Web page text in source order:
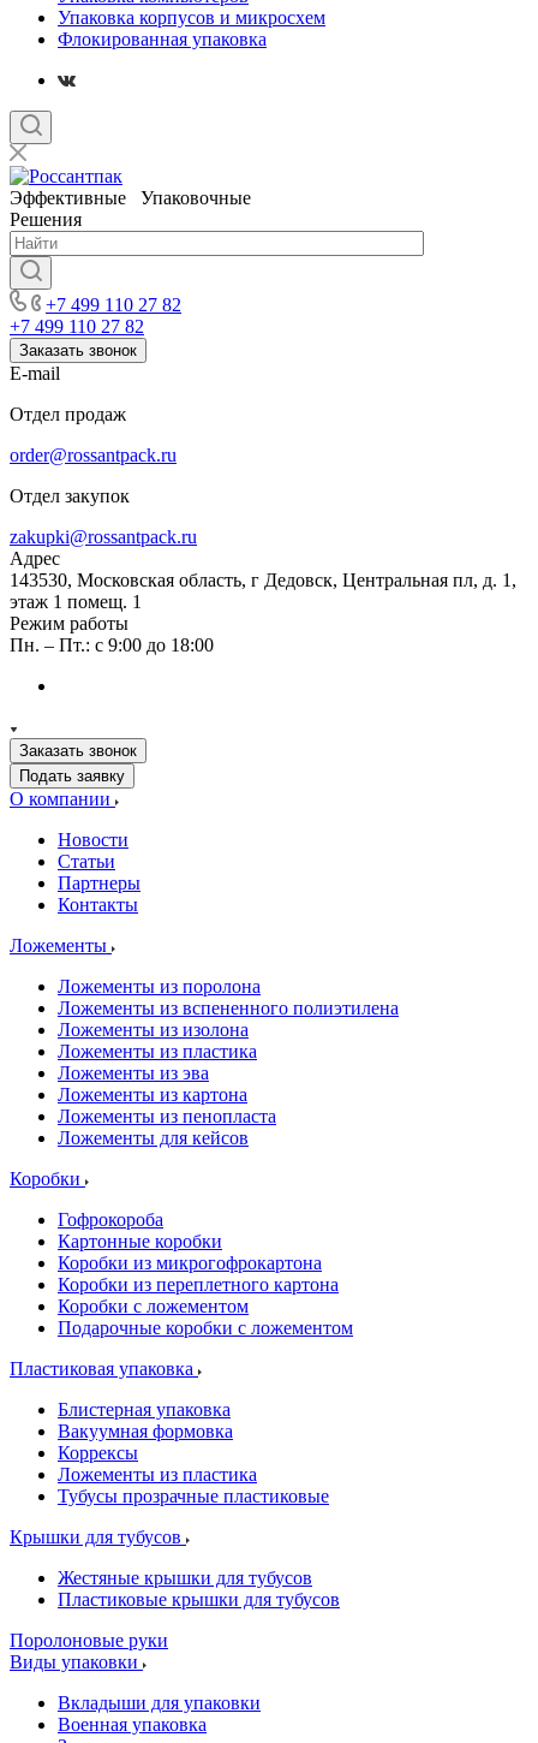
Упаковка корпусов и микросхем
Флокированная упаковка
Эффективные Упаковочные
Решения
+7 499 110 27 82
+7 499 110 27 82
Заказать звонок
E-mail
Отдел продаж
order@rossantpack.ru
Отдел закупок
zakupki@rossantpack.ru
Адрес
143530, Московская область, г Дедовск, Центральная пл, д. 1,
этаж 1 помещ. 1
Режим работы
Пн. – Пт.: с 9:00 до 18:00
Заказать звонок
Подать заявку
О компании
Новости
Статьи
Партнеры
Контакты
Ложементы
Ложементы из поролона
Ложементы из вспененного полиэтилена
Ложементы из изолона
Ложементы из пластика
Ложементы из эва
Ложементы из картона
Ложементы из пенопласта
Ложементы для кейсов
Коробки
Гофрокороба
Картонные коробки
Коробки из микрогофрокартона
Коробки из переплетного картона
Коробки с ложементом
Подарочные коробки с ложементом
Пластиковая упаковка
Блистерная упаковка
Вакуумная формовка
Коррексы
Ложементы из пластика
Тубусы прозрачные пластиковые
Крышки для тубусов
Жестяные крышки для тубусов
Пластиковые крышки для тубусов
Поролоновые руки
Виды упаковки
Вкладыши для упаковки
Военная упаковка